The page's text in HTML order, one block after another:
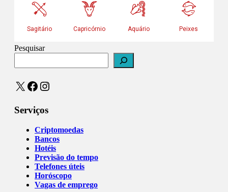
Pesquisar
X Facebook
Instagram
Serviços
Criptomoedas
Bancos
Hotéis
Previsão do tempo
Telefones úteis
Horóscopo
Vagas de emprego